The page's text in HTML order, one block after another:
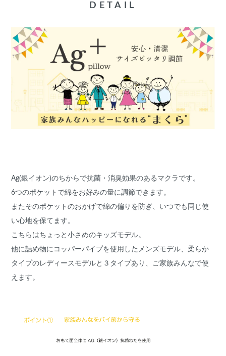
DETAIL
Ag(銀イオン)のちからで抗菌・消臭効果のあるマクラです。
6つのポケットで綿をお好みの量に調節できます。
またそのポケットのおかげで綿の偏りを防ぎ、いつでも同じ使
い心地を保てます。
こちらはちょっと小さめのキッズモデル。
他に詰め物にコッパーパイプを使用したメンズモデル、柔らか
タイプのレディースモデルと３タイプあり、ご家族みんなで使
えます。